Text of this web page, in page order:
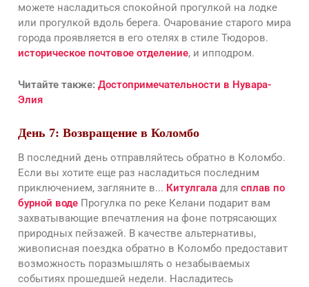
можете насладиться спокойной прогулкой на лодке
или прогулкой вдоль берега. Очарование старого мира
города проявляется в его отелях в стиле Тюдоров.
историческое почтовое отделение, и ипподром.
Читайте также: Достопримечательности в Нувара-
Элия
День 7: Возвращение в Коломбо
В последний день отправляйтесь обратно в Коломбо.
Если вы хотите еще раз насладиться последним
приключением, загляните в... Китулгала для сплав по
бурной воде Прогулка по реке Келани подарит вам
захватывающие впечатления на фоне потрясающих
природных пейзажей. В качестве альтернативы,
живописная поездка обратно в Коломбо предоставит
возможность поразмышлять о незабываемых
событиях прошедшей недели. Насладитесь